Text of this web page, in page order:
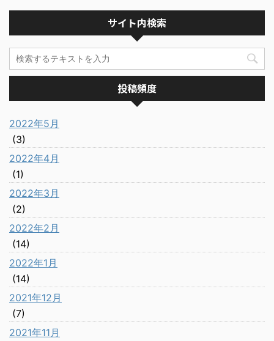
サイト内検索
投稿頻度
2022年5月
(3)
2022年4月
(1)
2022年3月
(2)
2022年2月
(14)
2022年1月
(14)
2021年12月
(7)
2021年11月